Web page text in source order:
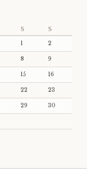
S S
1 2
8 9
15 16
22 23
29 30